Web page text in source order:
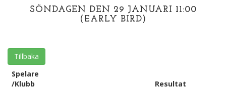
SÖNDAGEN DEN 29 JANUARI 11:00
(EARLY BIRD)
Tillbaka
Spelare
/Klubb
Resultat